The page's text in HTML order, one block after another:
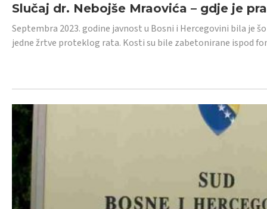
Slučaj dr. Nebojše Mraovića – gdje je
Septembra 2023. godine javnost u Bosni i Hercegovini bila je
jedne žrtve proteklog rata. Kosti su bile zabetonirane ispod